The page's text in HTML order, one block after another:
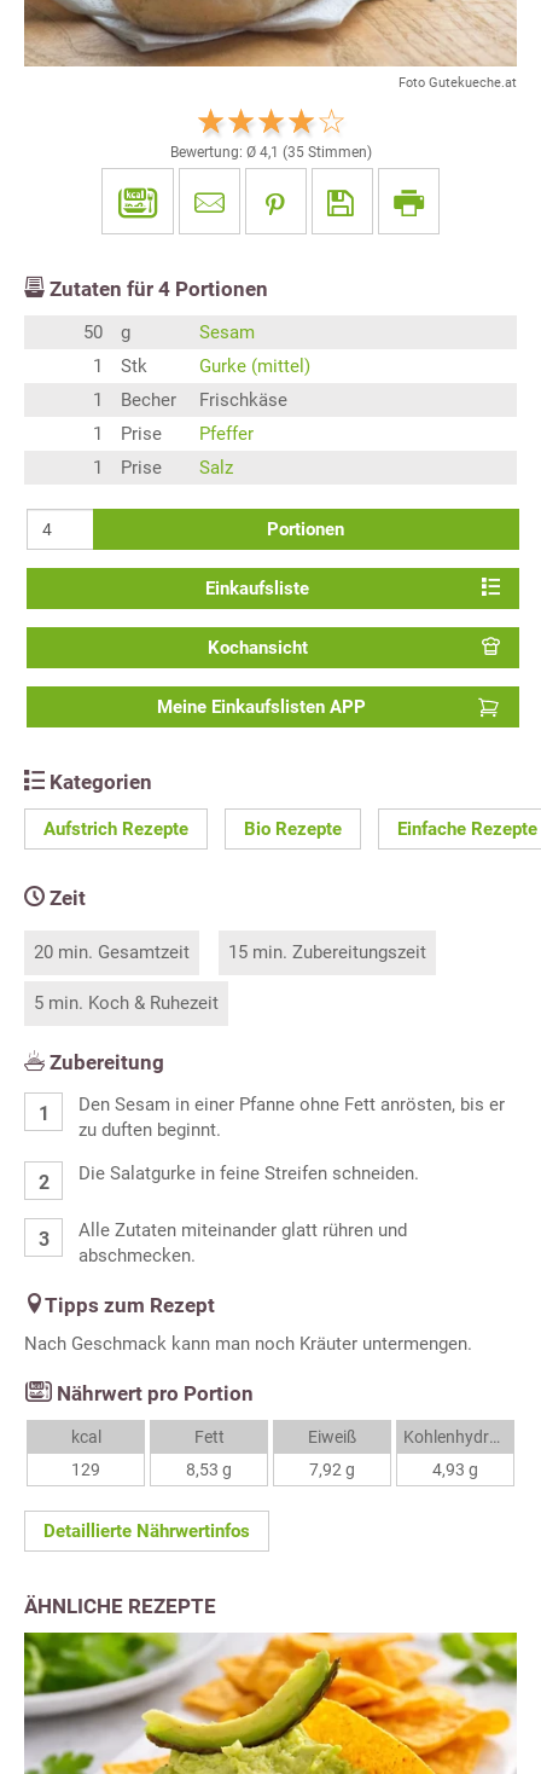
Foto Gutekueche.at
Bewertung: Ø 4,1 (35Stimmen)
Zutaten für 4 Portionen
50 g
Sesam
1
Stk
Gurke (mittel)
1
Becher
Frischkäse
1
Prise
Pfeffer
1
Prise Salz
Portionen
Einkaufsliste
Kochansicht
Meine Einkaufslisten APP
Kategorien
Aufstrich Rezepte Bio Rezepte Einfache Rezepte
Zeit
20 min. Gesamtzeit 15 min. Zubereitungszeit
5 min. Koch & Ruhezeit
Zubereitung
Den Sesam in einer Pfanne ohne Fett anrösten, bis er
zu duften beginnt.
Die Salatgurke in feine Streifen schneiden.
Alle Zutaten miteinander glatt rühren und
abschmecken.
Tipps zum Rezept
Nach Geschmack kann man noch Kräuter untermengen.
Nährwert pro Portion
kcal
129
Fett
8,53 g
Eiweiß
7,92 g
Kohlenhydrate
4,93 g
Detaillierte Nährwertinfos
ÄHNLICHE REZEPTE